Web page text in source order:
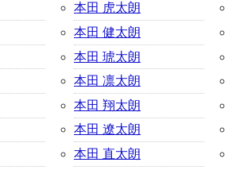
本田 虎太朗
本田 健太朗
本田 琥太朗
本田 凛太朗
本田 翔太朗
本田 遼太朗
本田 直太朗